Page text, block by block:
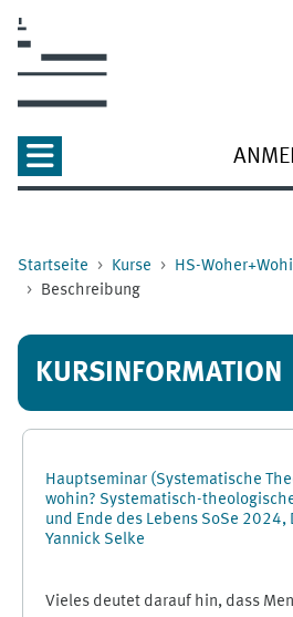
Startseite Kurse
HS-
Beschreibung
KURSINFORMATION
Hauptseminar (Systematische
wohin? Systematisch-
und Ende des Lebens SoSe
Yannick Selke
Vieles deutet darauf hin, dass